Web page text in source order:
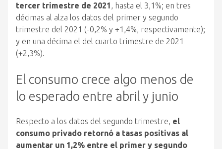
tercer trimestre de 2021, hasta el 3,1%; en tres
décimas al alza los datos del primer y segundo
trimestre del 2021 (-0,2% y +1,4%, respectivamente);
y en una décima el del cuarto trimestre de 2021
(+2,3%).
El consumo crece algo menos de
lo esperado entre abril y junio
Respecto a los datos del segundo trimestre, el
consumo privado retornó a tasas positivas al
aumentar un 1,2% entre el primer y segundo